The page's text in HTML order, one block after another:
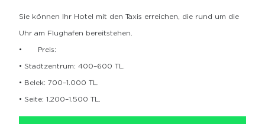
Sie können Ihr Hotel mit den Taxis erreichen, die rund um die
Uhr am Flughafen bereitstehen.
•
Preis:
• Stadtzentrum: 400–600 TL.
• Belek: 700–1.000 TL.
• Seite: 1.200–1.500 TL.